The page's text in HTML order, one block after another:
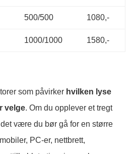
500/500 1080,-
1000/1000 1580,-
som påvirkerhvilken lyse
velge. Om du opplever et tregt
være du bør gå for en større
PC-er, nettbrett,